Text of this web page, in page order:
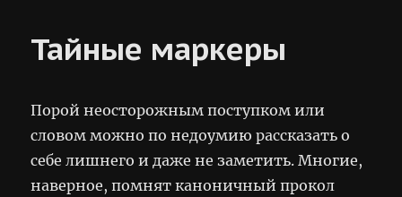
Тайные маркеры
Порой неосторожным поступком или
словом можно по недоумию рассказать о
себе лишнего и даже не заметить. Многие,
наверное, помнят каноничный прокол